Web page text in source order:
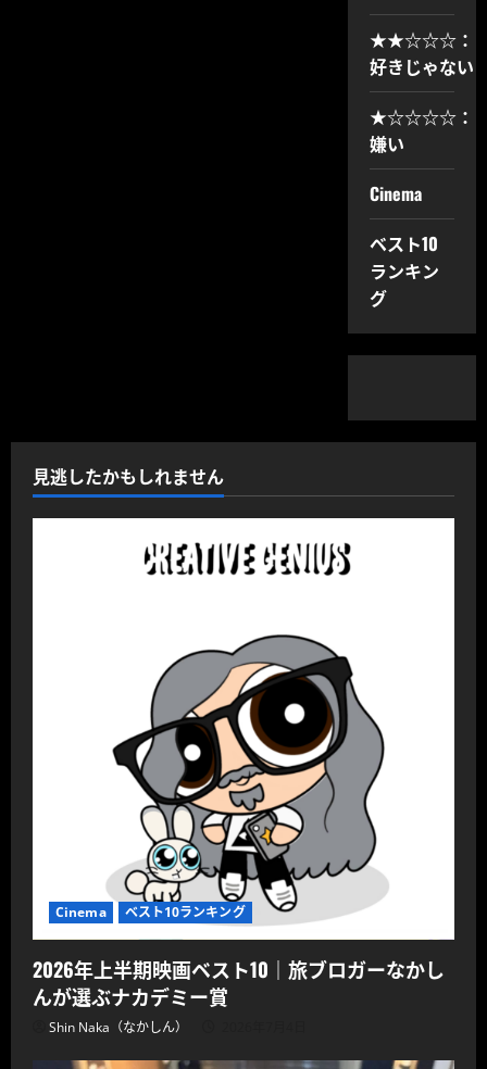
★★☆☆☆：
好きじゃない
★☆☆☆☆：
嫌い
Cinema
ベスト10
ランキン
グ
見逃したかもしれません
Cinema ベスト10ランキング
2026年上半期映画ベスト10｜旅ブロガーなかし
んが選ぶナカデミー賞
Shin Naka（なかしん）